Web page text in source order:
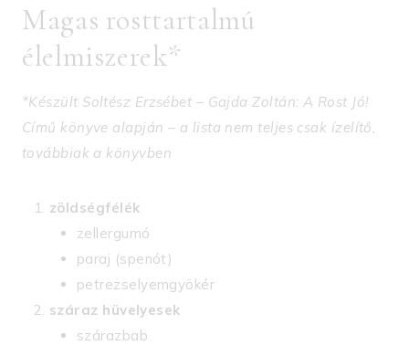
Magas rosttartalmú
élelmiszerek*
*Készült Soltész Erzsébet – Gajda Zoltán: A Rost Jó!
Című könyve alapján – a lista nem teljes csak ízelítő,
továbbiak a könyvben
zöldségfélék
zellergumó
paraj (spenót)
petrezselyemgyökér
száraz hüvelyesek
szárazbab